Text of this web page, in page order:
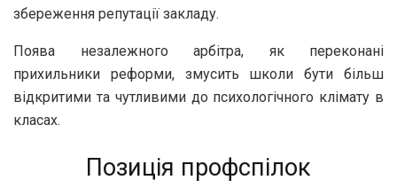
збереження репутації закладу.
Поява незалежного арбітра, як переконані
прихильники реформи, змусить школи бути більш
відкритими та чутливими до психологічного клімату в
класах.
Позиція профспілок